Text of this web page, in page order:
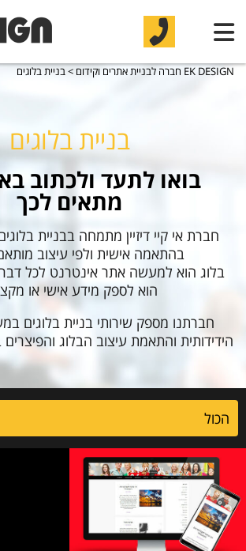
EK DESIGN חברה לבניית אתרים וקידום >בניית בלוגים
בניית בלוגים
בואו לתעד ולכתוב
מתאים לכך
חברת אי קיי דיזיין מתמחה בבניית
בהתאמה אישית ולפי עיצוב
בלוג הוא למעשה אתר אינטרנט לכל דבר
הוא לספק מידע אישי או
חברתנו מספק שירותי בניית בלוגים
הידידותית והתאמת עיצוב הבלוג